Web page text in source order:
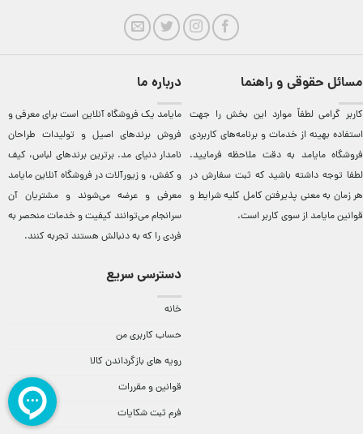
مسائل حقوقی و راهنما
کاربر گرامی لطفاً موارد این بخش را جهت
استفاده بهینه از خدمات و برنامه‌‏های کاربردی
فروشگاه مایامد به دقت ملاحظه فرمایید.
لطفا توجه داشته باشید که ثبت سفارش در
هر زمان به معنی پذیرفتن کامل کلیهشرایط و
قوانین مایامداز سوی کاربر است.
درباره ما
مایامد يک فروشگاه آنلاين است برای معرفی و
فروش برندهای اصيل و توليدات طراحان
نامدار دنيای مد. برترين‌ برندهای لباس، کيف
و کفش، و زيورآلات در فروشگاه آنلاين مایامد
معرفی و عرضه می‌شوند و مشتريان آن
سرانجام می‌توانند کيفيت و خدمات منحصر به
فردی را که به دنبالش هستند تجربه کنند.
دسترسی سریع
خانه
حساب کاربری من
رویه های بازگرداندن کالا
قوانین و مقررات
فرم ثبت شکایات